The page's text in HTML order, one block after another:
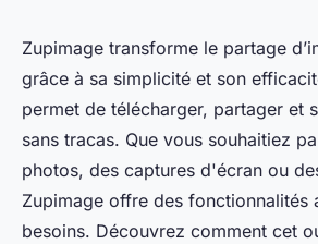
Zupimage :
simplifier le partage
en ligne ?
Jean•1 février 2025•4 min de lecture
Zupimage transforme le partage
grâce à sa simplicité et son
permet de télécharger, partager et
sans tracas. Que vous souhaitiez
photos, des captures d'écran ou
Zupimage offre des fonctionnalités
besoins. Découvrez comment cet